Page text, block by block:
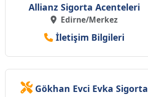
Allianz Sigorta Acenteleri
Edirne/Merkez
İletişim Bilgileri
Gökhan Evci Evka Sigorta